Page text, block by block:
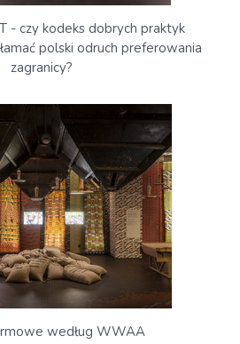
- czy kodeks dobrych praktyk
polski odruch preferowania
zagranicy?
według WWAA